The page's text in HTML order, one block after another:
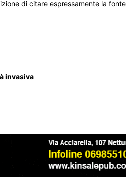
di citare espressamente la fonte
invasiva